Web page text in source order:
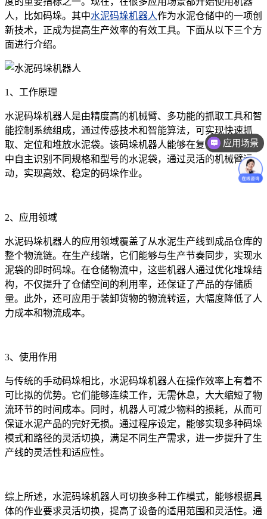
人，比如码垛。其中水泥码垛机器人作为水泥仓储中的一项创
新技术，正成为提高生产效率的有效工具。下面从以下三个方
面进行介绍。
1、工作原理
水泥码垛机器人是由精度高的机械臂、多功能的抓取工具和智
能控制系统组成，通过传感技术和智能算法，可实现快速抓
取、定位和堆放水泥袋。该码垛机器人能够在复杂的工作环境
中自主识别不同规格和型号的水泥袋，通过灵活的机械臂运
动，实现高效、稳定的码垛作业。
2、应用领域
水泥码垛机器人的应用领域覆盖了从水泥生产线到成品仓库的
整个物流链。在生产线端，它们能够与生产节奏同步，实现水
泥袋的即时码垛。在仓储物流中，这些机器人通过优化堆垛结
构，不仅提升了仓储空间的利用率，还保证了产品的存储质
量。此外，还可应用于装卸货物的物流转运，大幅度降低了人
力成本和物流成本。
3、使用作用
与传统的手动码垛相比，水泥码垛机器人在操作效率上有着不
可比拟的优势。它们能够连续工作，无需休息，大大缩短了物
流环节的时间成本。同时，机器人可减少物料的损耗，从而可
保证水泥产品的完好无损。通过程序设定，能够实现多种码垛
模式和路径的灵活切换，满足不同生产需求，进一步提升了生
产线的灵活性和适应性。
综上所述，水泥码垛机器人可切换多种工作模式，能够根据具
体的作业要求灵活切换，提高了设备的适用范围和灵活性。通
应用场景
价格咨询